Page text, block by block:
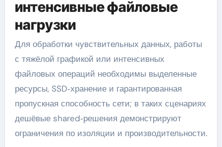
интенсивные файловые
нагрузки
Для обработки чувствительных данных, работы
с тяжёлой графикой или интенсивных
файловых операций необходимы выделенные
ресурсы, SSD‑хранение и гарантированная
пропускная способность сети; в таких сценариях
дешёвые shared‑решения демонстрируют
ограничения по изоляции и производительности.